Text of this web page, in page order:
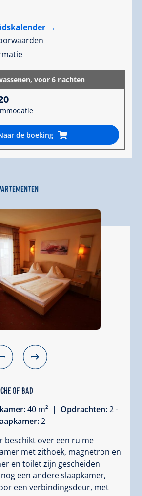
voor 6 nachten
de boeking
of bad
40 m² | Opdrachten:2 -
2
beschikt over een ruime
met zithoek, magnetron en
en toilet zijn gescheiden.
een andere slaapkamer,
een verbindingsdeur, met